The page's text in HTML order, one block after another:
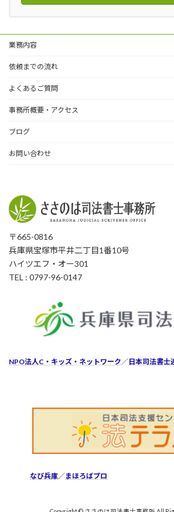
業務内容
依頼までの流れ
よくあるご質問
事務所概要・アクセス
ブログ
お問い合わせ
〒665-0816
兵庫県宝塚市平井二丁目1番10号
ハイツエフ・オー301
TEL : 0797-96-0147
NPO法人C・キッズ・ネットワーク／日本司法書士
なび兵庫／まほろばプロ